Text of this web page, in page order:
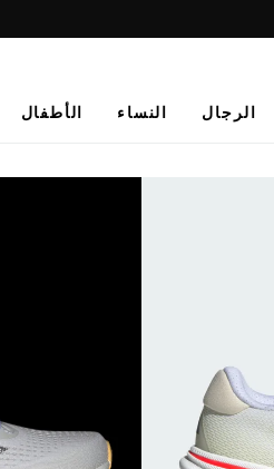
الرجال النساء الأطفال